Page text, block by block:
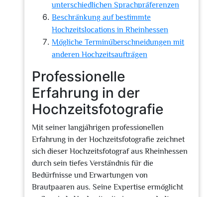
unterschiedlichen Sprachpräferenzen
Beschränkung auf bestimmte
Hochzeitslocations in Rheinhessen
Mögliche Terminüberschneidungen mit
anderen Hochzeitsaufträgen
Professionelle
Erfahrung in der
Hochzeitsfotografie
Mit seiner langjährigen professionellen
Erfahrung in der Hochzeitsfotografie zeichnet
sich dieser Hochzeitsfotograf aus Rheinhessen
durch sein tiefes Verständnis für die
Bedürfnisse und Erwartungen von
Brautpaaren aus. Seine Expertise ermöglicht